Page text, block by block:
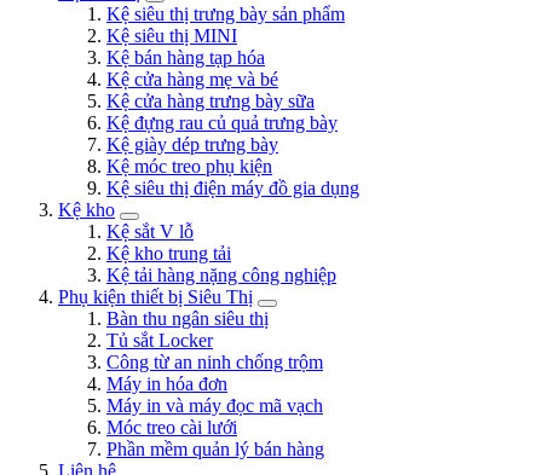
Kệ siêu thị trưng bày sản phẩm
Kệ siêu thị MINI
Kệ bán hàng tạp hóa
Kệ cửa hàng mẹ và bé
Kệ cửa hàng trưng bày sữa
Kệ đựng rau củ quả trưng bày
Kệ giày dép trưng bày
Kệ móc treo phụ kiện
Kệ siêu thị điện máy đồ gia dụng
Kệ kho
Kệ sắt V lỗ
Kệ kho trung tải
Kệ tải hàng nặng công nghiệp
Phụ kiện thiết bị Siêu Thị
Bàn thu ngân siêu thị
Tủ sắt Locker
Công từ an ninh chống trộm
Máy in hóa đơn
Máy in và máy đọc mã vạch
Móc treo cài lưới
Phần mềm quản lý bán hàng
Liên hệ